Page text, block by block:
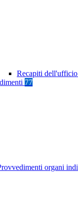
Recapiti dell'ufficio
77
organi